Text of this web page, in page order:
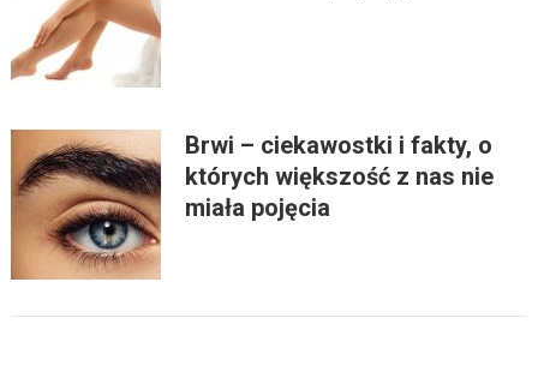
Brwi – ciekawostki i fakty, o
których większość z nas nie
miała pojęcia